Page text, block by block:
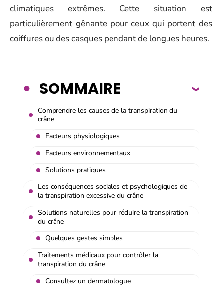
climatiques extrêmes. Cette situation est
particulièrement gênante pour ceux qui portent des
coiffures ou des casques pendant de longues heures.
SOMMAIRE
Comprendre les causes de la transpiration du
crâne
Facteurs physiologiques
Facteurs environnementaux
Solutions pratiques
Les conséquences sociales et psychologiques de
la transpiration excessive du crâne
Solutions naturelles pour réduire la transpiration
du crâne
Quelques gestes simples
Traitements médicaux pour contrôler la
transpiration du crâne
Consultez un dermatologue